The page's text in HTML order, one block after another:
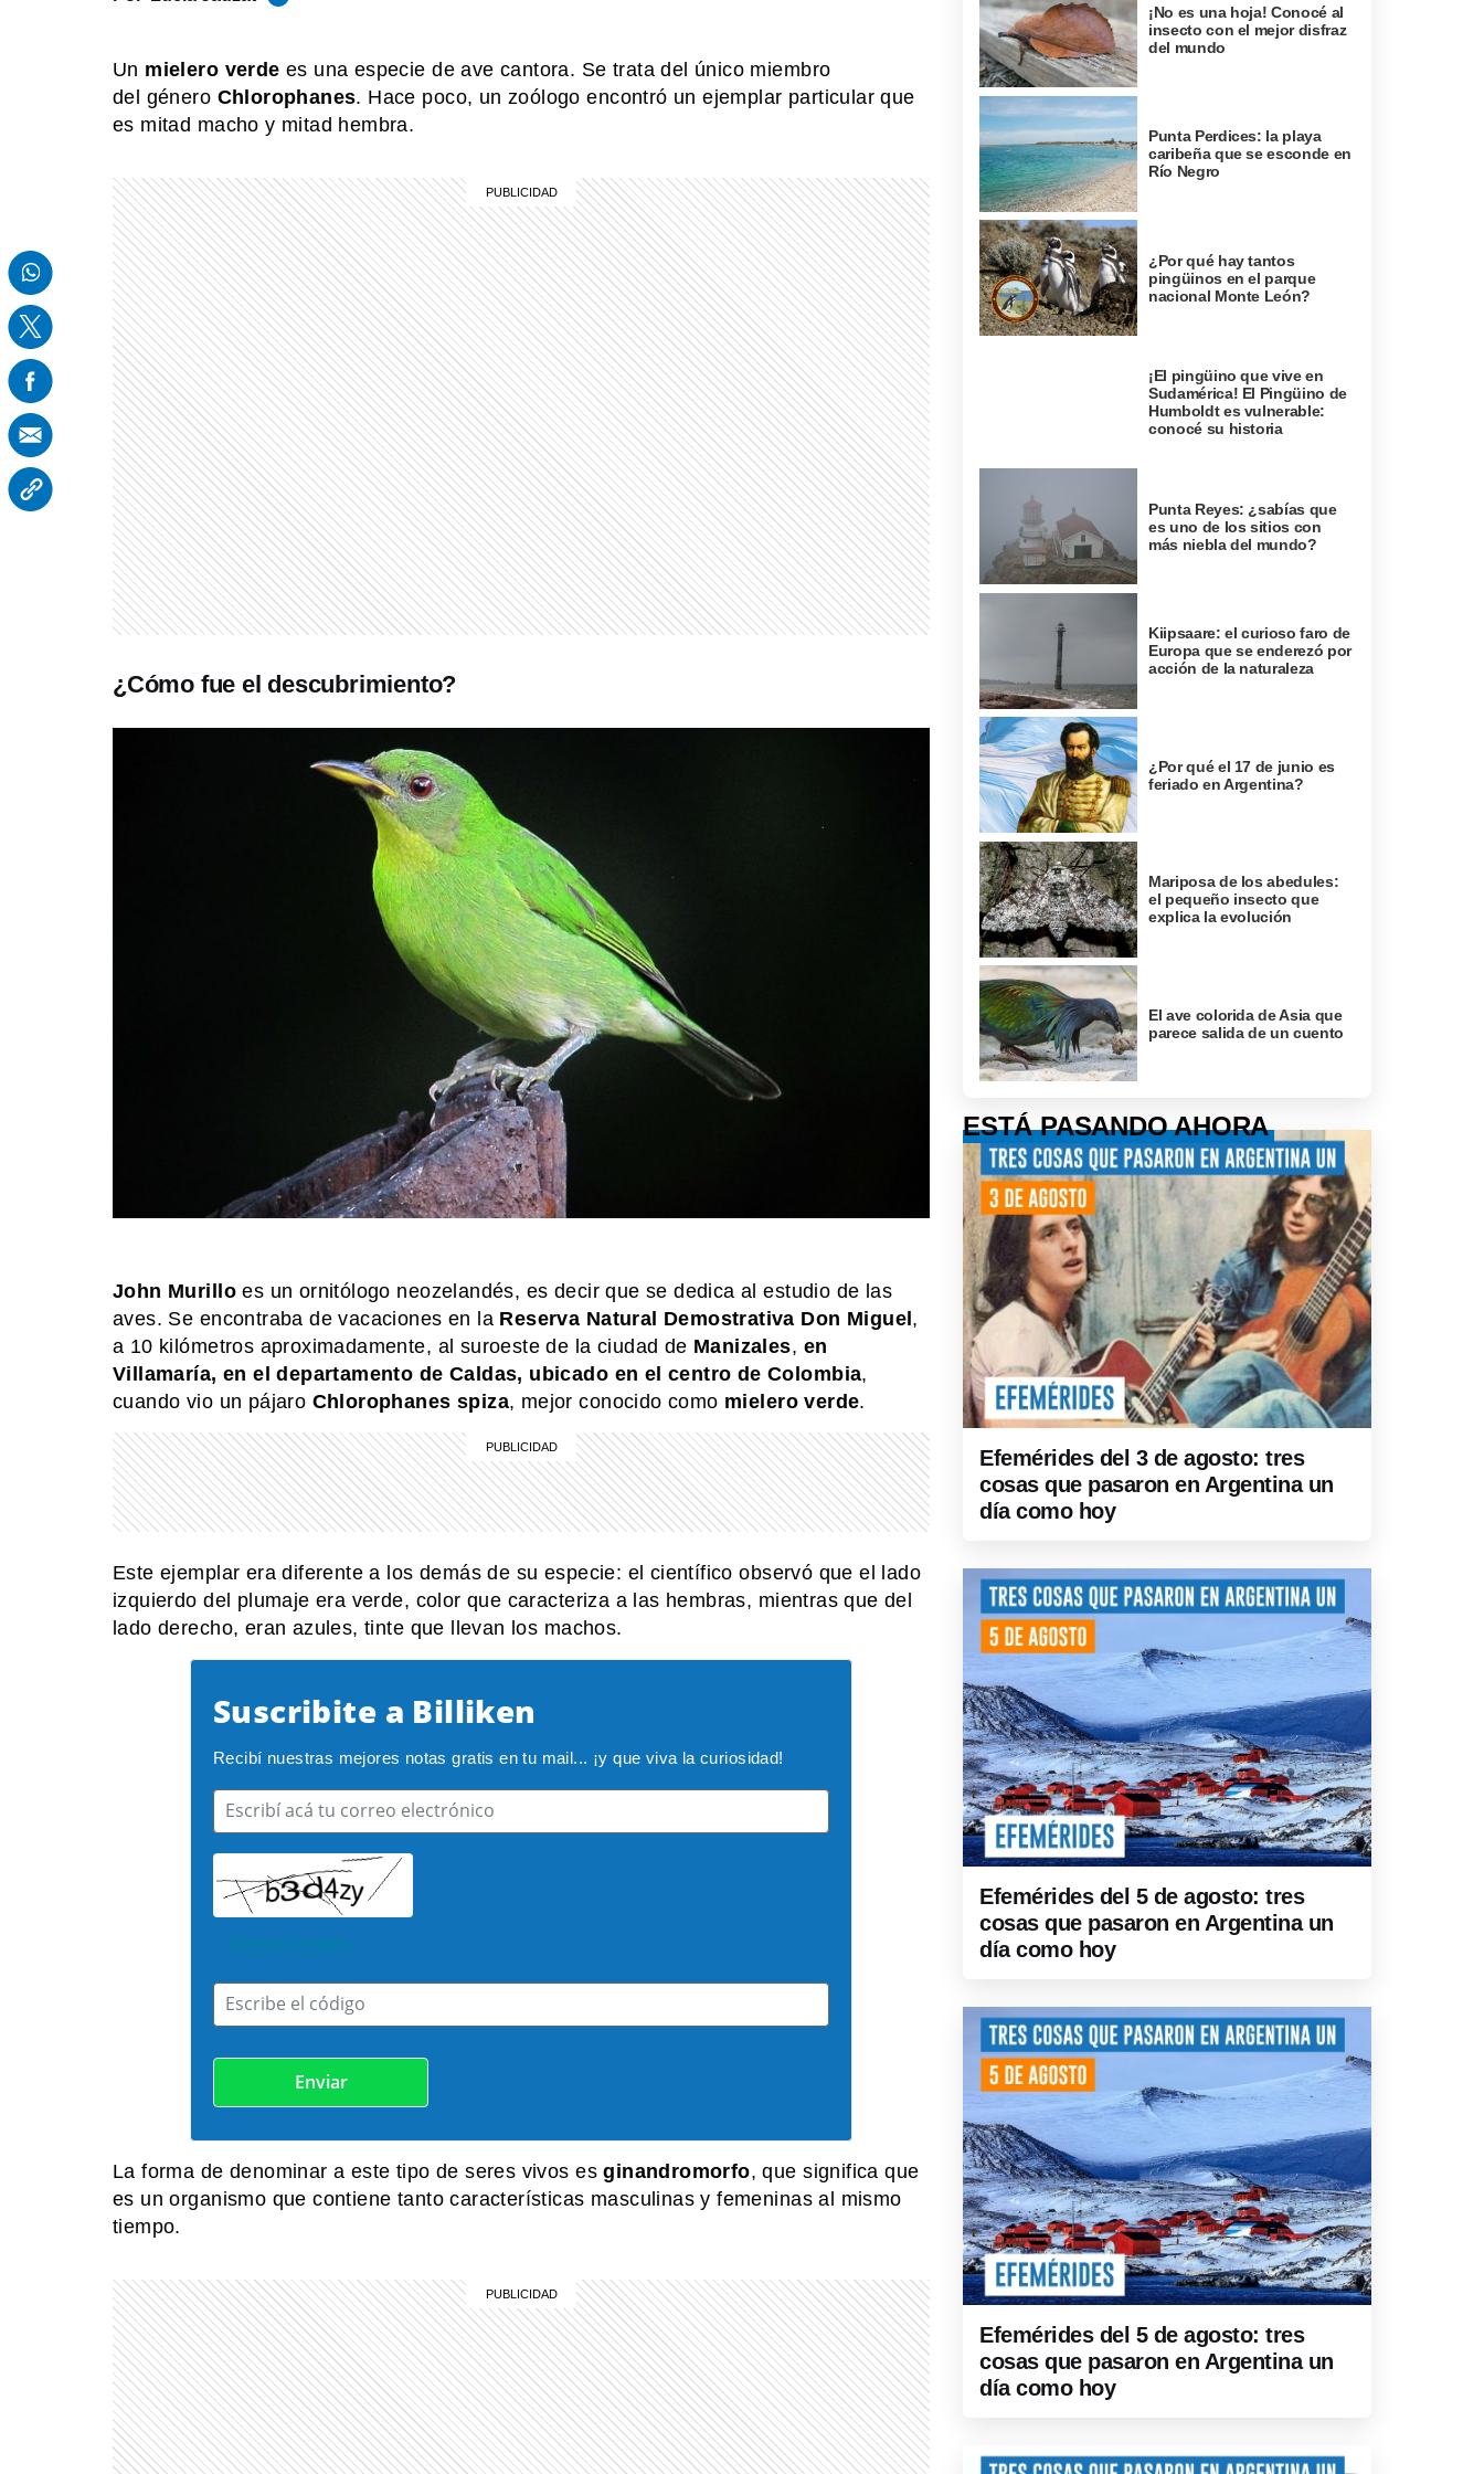
Un mielero verde es una especie de ave cantora. Se trata del único miembro
del género Chlorophanes. Hace poco, un zoólogo encontró un ejemplar particular que
es mitad macho y mitad hembra.
¿Cómo fue el descubrimiento?
John Murilloes un ornitólogo neozelandés, es decir que se dedica al estudio de las
aves. Se encontraba de vacaciones en la Reserva Natural Demostrativa Don Miguel ,
a 10 kilómetros aproximadamente, al suroeste de la ciudad de Manizales, en
Villamaría, en el departamento de Caldas, ubicado en el centro de Colombia,
cuando vio un pájaro Chlorophanes spiza, mejor conocido como mielero verde.
Este ejemplar era diferente a los demás de su especie: el científico observó que el lado
izquierdo del plumaje era verde, color que caracteriza a las hembras, mientras que del
lado derecho, eran azules, tinte que llevan los machos.
Suscribite a Billiken
Recibí nuestras mejores notas gratis en tu mail... ¡y que viva la curiosidad!
Escribí acá tu correo electrónico
Cambiar imagen
Escribe el código
La forma de denominar a este tipo de seres vivos esginandromorfo, que significa que
es un organismo que contiene tanto características masculinas y femeninas al mismo
tiempo.
¡No es una hoja! Conocé al
insecto con el mejor disfraz
del mundo
Punta Perdices: la playa
caribeña que se esconde en
Río Negro
¿Por qué hay tantos
pingüinos en el parque
nacional Monte León?
¡El pingüino que vive en
Sudamérica! El Pingüino de
Humboldt es vulnerable:
conocé su historia
Punta Reyes: ¿sabías que
es uno de los sitios con
más niebla del mundo?
Kiipsaare: el curioso faro de
Europa que se enderezó por
acción de la naturaleza
¿Por qué el 17 de junio es
feriado en Argentina?
Mariposa de los abedules:
el pequeño insecto que
explica la evolución
El ave colorida de Asia que
parece salida de un cuento
ESTÁ PASANDO AHORA
Efemérides del 3 de agosto: tres
cosas que pasaron en Argentina un
día como hoy
Efemérides del 5 de agosto: tres
cosas que pasaron en Argentina un
día como hoy
Efemérides del 5 de agosto: tres
cosas que pasaron en Argentina un
día como hoy